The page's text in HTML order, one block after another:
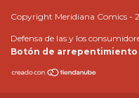
Copyright Meridiana Comics -
Defensa de las y los
Botón de arrepentimiento